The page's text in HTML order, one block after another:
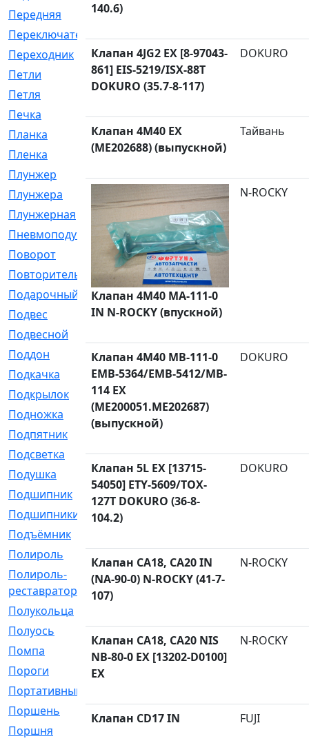
Передняя
Переключатель
[36]
Переходник
[4]
Петли
[23]
Петля
[3]
Печка
[3]
Планка
[21]
Пленка
[1]
Плунжер
[1]
Плунжера
[64]
Плунжерная
Пневмоподушка
[2]
Поворот
[12]
Повторитель
[86]
Подарочный
[3]
Подвес
[16]
Подвесной
Поддон
[18]
Подкачка
[5]
Подкрылок
[128]
Подножка
[16]
Подпятник
Подсветка
[1]
Подушка
[1540]
Подшипник
[1825]
Подшипники
[106]
Подъёмник
Полироль
[1]
Полироль-
реставратор
[1]
Полукольца
Полуось
[43]
Помпа
[537]
Пороги
Портативный
Поршень
[5]
Поршня
140.6)
Клапан 4JG2 EX [8-97043-
861] EIS-5219/ISX-88T
DOKURO (35.7-8-117)
DOKURO
Клапан 4M40 EX
(ME202688) (выпускной)
Тайвань
Клапан 4M40 MA-111-0
IN N-ROCKY (впускной)
N-ROCKY
Клапан 4M40 MB-111-0
EMB-5364/EMB-5412/MB-
114 EX
(ME200051.ME202687)
(выпускной)
DOKURO
Клапан 5L EX [13715-
54050] ETY-5609/TOX-
127T DOKURO (36-8-
104.2)
DOKURO
Клапан CA18, CA20 IN
(NA-90-0) N-ROCKY (41-7-
107)
N-ROCKY
Клапан CA18, CA20 NIS
NB-80-0 EX [13202-D0100]
EX
N-ROCKY
Клапан CD17 IN FUJI